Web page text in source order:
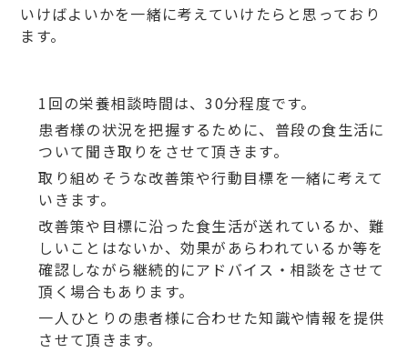
いけばよいかを一緒に考えていけたらと思っており
ます。
1回の栄養相談時間は、30分程度です。
患者様の状況を把握するために、普段の食生活に
ついて聞き取りをさせて頂きます。
取り組めそうな改善策や行動目標を一緒に考えて
いきます。
改善策や目標に沿った食生活が送れているか、難
しいことはないか、効果があらわれているか等を
確認しながら継続的にアドバイス・相談をさせて
頂く場合もあります。
一人ひとりの患者様に合わせた知識や情報を提供
させて頂きます。